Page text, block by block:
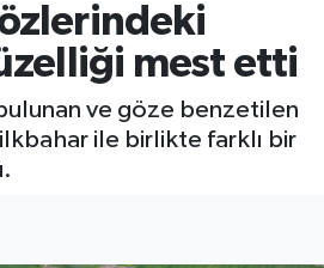
mest etti
ve göze benzetilen
ile birlikte farklı bir
ve Fikstür